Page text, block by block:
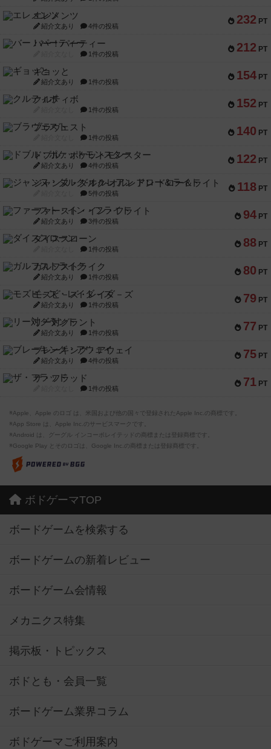
232 PT
エレメンツ
紹介文あり 4件の投稿
212 PT
バー！パーティー
1件の投稿
154 PT
ギョッと
紹介文あり 1件の投稿
152 PT
クルティボ
1件の投稿
140 PT
ブラヴェスト
1件の投稿
122 PT
ドブル：ポケットモンスター
紹介文あり 4件の投稿
118 PT
ジャンヌ・ダルク-オルレアン ドロー＆ライト
5件の投稿
94 PT
ファースト・イン・フライト
紹介文あり 3件の投稿
88 PT
ダイススローン
1件の投稿
80 PT
ガルフストライク
紹介文あり 1件の投稿
79 PT
モズビ－ズ・レイダ－ズ
紹介文あり 1件の投稿
77 PT
リー対グラント
紹介文あり 1件の投稿
75 PT
ブレーキング・アウェイ
紹介文あり 4件の投稿
71 PT
ザ・フラッド
1件の投稿
※Apple、Apple のロゴ は、米国および他の国々で登録されたApple Inc.の商標です。
※App Store は、Apple Inc.のサービスマークです。
※Android は、グーグル インコーポレイテッドの商標または登録商標です。
※Google Play とそのロゴは、Google Inc.の商標または登録商標です。
ボドゲーマTOP
ボードゲームを検索する
ボードゲームの新着レビュー
ボードゲーム会情報
メカニクス特集
掲示板・トピックス
ボドとも・会員一覧
ボードゲーム業界コラム
ボドゲーマご利用案内